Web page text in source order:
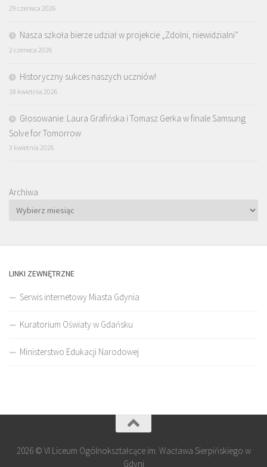
29 czerwca 2026
Nasza szkoła bierze udział w projekcie „Zdolni, niewidzialni”
2 czerwca 2026
Historyczny sukces naszych uczniów!
18 kwietnia 2026
Głosowanie: Laura Grafińska i Tomasz Gerka w finale Samsung
Solve for Tomorrow
3 kwietnia 2026
Archiwa
LINKI ZEWNĘTRZNE
Serwis internetowy Miasta Gdynia
Kuratorium Oświaty w Gdańsku
Ministerstwo Edukacji Narodowej
2026 © VI Liceum Ogólnokształcące im. Wacława Sierpińskiego w
Gdyni